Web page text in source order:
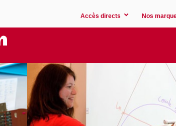
Accès directs Nos